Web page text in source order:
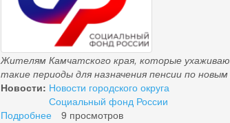
региональное
отделение
Соцфонда
для
получения
оплачиваемого
больничного
Жителям Камчатского края, которые
такие периоды для назначения пенсии по
Новости: Новости городского округа
Социальный фонд России
Подробнее
9 просмотров